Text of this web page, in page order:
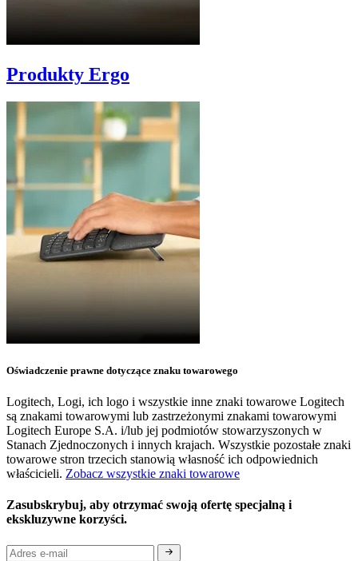
Produkty Ergo
Oświadczenie prawne dotyczące znaku towarowego
Logitech, Logi, ich logo i wszystkie inne znaki towarowe Logitech
są znakami towarowymi lub zastrzeżonymi znakami towarowymi
Logitech Europe S.A. i/lub jej podmiotów stowarzyszonych w
Stanach Zjednoczonych i innych krajach. Wszystkie pozostałe znaki
towarowe stron trzecich stanowią własność ich odpowiednich
właścicieli. Zobacz wszystkie znaki towarowe
Zasubskrybuj, aby otrzymać swoją ofertę specjalną i
ekskluzywne korzyści.